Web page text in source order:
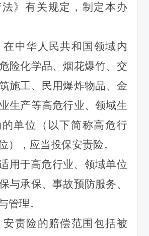
》有关规定，制定本办
在中华人民共和国领域内
险化学品、烟花爆竹、交
施工、民用爆炸物品、金
生产等高危行业、领域生
单位（以下简称高危行
），应当投保安责险。
用于高危行业、领域单位
与承保、事故预防服务、
管理。
安责险的赔偿范围包括被